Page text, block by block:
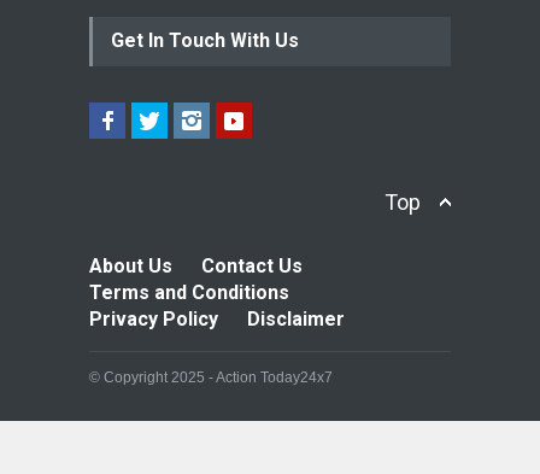
Get In Touch With Us
Top
About Us
Contact Us
Terms and Conditions
Privacy Policy
Disclaimer
© Copyright 2025 - Action Today24x7